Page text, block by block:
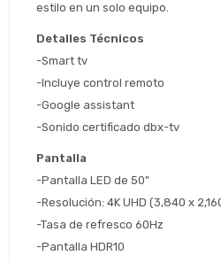
estilo en un solo equipo.
Detalles Técnicos
-Smart tv
-Incluye control remoto
-Google assistant
-Sonido certificado dbx-tv
Pantalla
-Pantalla LED de 50"
-Resolución: 4K UHD (3,840 x
-Tasa de refresco 60Hz
-Pantalla HDR10
tarjeta de
Volver al
¡Tenés hasta
Seleccioná Pago
Parece que no tenes
el inconveniente, por
Por favor intenta